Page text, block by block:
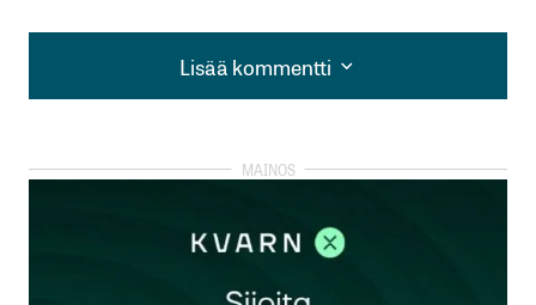
Lisää kommentti
Lisää kommentti
kirjautua
rekisteröityä